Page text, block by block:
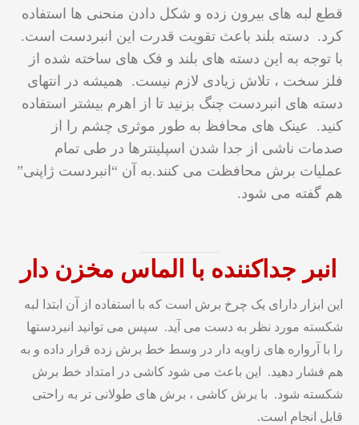
قطع لبه های بیرون زده و شکل دادن منحنی ها استفاده
کرد. دسته بلند باعث تقویت قدرت این انبردست است.
با توجه به این دسته های بلند و فک های ساخته شده از
فلز سخت ، تلاش زیادی لازم نیست. همیشه در انتهای
دسته های انبردست چنگ بزنید تا از اهرم بیشتر استفاده
کنید. عینک های محافظ به طور موثری چشم را از
صدمات ناشی از جدا شدن اسپلینترها در طی تمام
عملیات برش محافظت می کنند.به آن “انبردست ژاپنی”
هم گفته می شود.
انبر جداکننده با الماس مخزن دار
این ابزار دارای یک چرخ برش است که با استفاده از آن ابتدا لبه
شکسته مورد نظر به دست می آید. سپس می توانید انبردستها
را با آرواره های زاویه دار در وسط خط برش زده قرار داده و به
هم فشار دهید. این باعث می شود کاشی در امتداد خط برش
شکسته شود. با برش کاشی ، برش های طولانی تر به راحتی
قابل انجام است.